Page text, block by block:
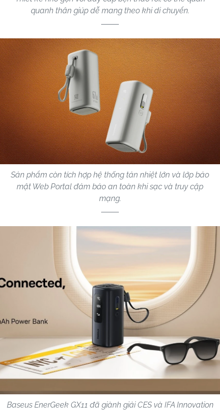
quanh thân giúp dễ mang theo khi di chuyển.
Sản phẩm còn tích hợp hệ thống tản nhiệt lớn và lớp bảo
mật Web Portal đảm bảo an toàn khi sạc và truy cập
mạng.
Baseus EnerGeek GX11 đã giành giải CES và IFA Innovation